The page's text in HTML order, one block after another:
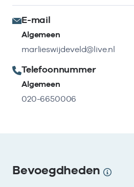
E-mail
Algemeen
marlieswijdeveld@live.nl
Telefoonnummer
Algemeen
020-6650006
Bevoegdheden